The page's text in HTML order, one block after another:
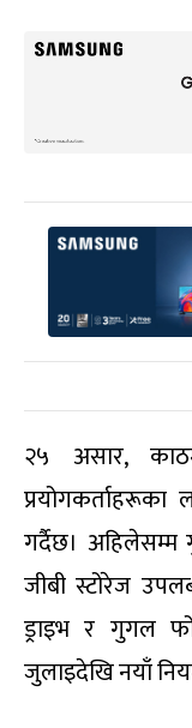
२५ असार,
प्रयोगकर्ताहरूका
गर्दैछ।
जीबी स्टोरेज
ड्राइभ र गुगल
जुलाइदेखि नयाँ